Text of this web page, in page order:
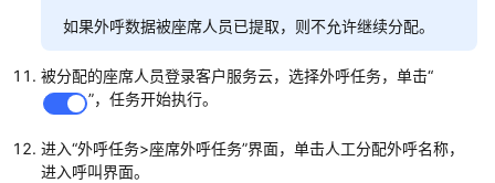
放
管
理
护
如果外呼数据被座席人员已提取，则不允许继续分配。
被分配的座席人员登录客户服务云，选择外呼任务，单击“
”，任务开始执行。
进入“外呼任务>座席外呼任务”界面，单击人工分配外呼名称，
进入呼叫界面。